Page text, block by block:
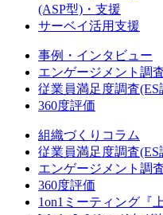
(ASP型)・支援
サーベイ活用支援
事例・インタビュー
エンゲージメント調
従業員満足度調査(ES
360度評価
組織づくりコラム
従業員満足度調査(ES
エンゲージメント調
360度評価
1on1ミーティング『